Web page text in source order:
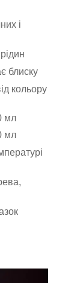
і
блиску
кольору
мл
мл